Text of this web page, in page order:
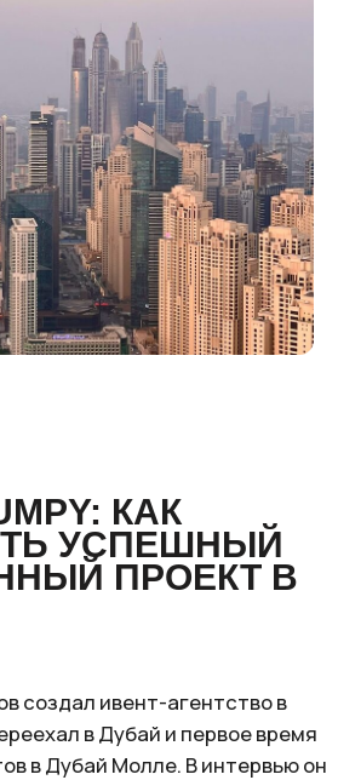
КАК
УСПЕШНЫЙ
в Дубай и первое время
Дубай Молле. В интервью он
рынок отличается от
команду проекта
сервис доставки,